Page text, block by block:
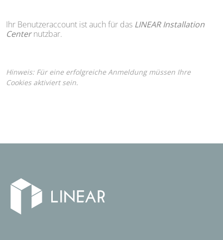
Ihr Benutzeraccount ist auch für das LINEAR Installation
Centernutzbar.
Hinweis: Für eine erfolgreiche Anmeldung müssen Ihre
Cookies aktiviert sein.